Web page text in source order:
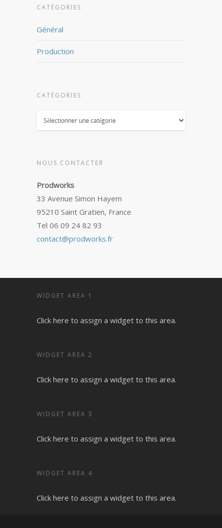
CATÉGORIES
Général
Production
CATÉGORIES
Catégories
NOUS CONTACTER
Prodworks
33 Avenue Simon Hayem
95210 Saint Gratien, France
Tel 06 09 24 82 93
contact@prodworks.fr
WIDGET AREA 1
Click here to assign a widget to this area.
WIDGET AREA 2
Click here to assign a widget to this area.
WIDGET AREA 3
Click here to assign a widget to this area.
WIDGET AREA 4
Click here to assign a widget to this area.